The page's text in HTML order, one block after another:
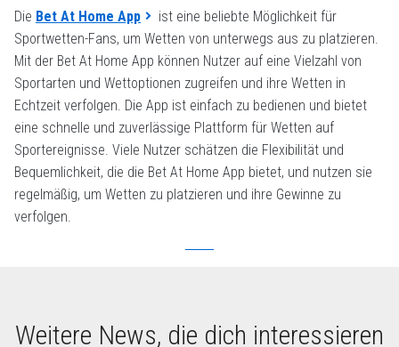
Die Bet At Home App
ist eine beliebte Möglichkeit für
Sportwetten-Fans, um Wetten von unterwegs aus zu platzieren.
Mit der Bet At Home App können Nutzer auf eine Vielzahl von
Sportarten und Wettoptionen zugreifen und ihre Wetten in
Echtzeit verfolgen. Die App ist einfach zu bedienen und bietet
eine schnelle und zuverlässige Plattform für Wetten auf
Sportereignisse. Viele Nutzer schätzen die Flexibilität und
Bequemlichkeit, die die Bet At Home App bietet, und nutzen sie
regelmäßig, um Wetten zu platzieren und ihre Gewinne zu
verfolgen.
Weitere News, die dich interessieren